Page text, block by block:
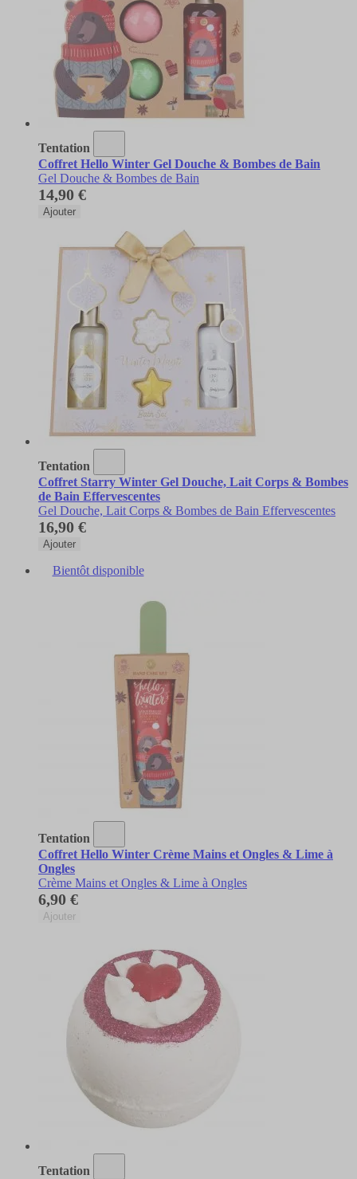
Tentation
Coffret Hello Winter Gel Douche & Bombes de Bain
Gel Douche & Bombes de Bain
14,90 €
Ajouter
Tentation
Coffret Starry Winter Gel Douche, Lait Corps & Bombes
de Bain Effervescentes
Gel Douche, Lait Corps & Bombes de Bain Effervescentes
16,90 €
Ajouter
Bientôt disponible
Tentation
Coffret Hello Winter Crème Mains et Ongles & Lime à
Ongles
Crème Mains et Ongles & Lime à Ongles
6,90 €
Ajouter
Tentation